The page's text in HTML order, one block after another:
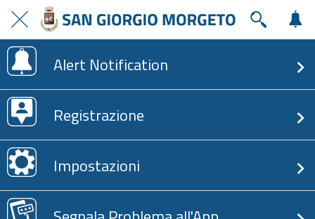
Alert Notification
Registrazione
Impostazioni